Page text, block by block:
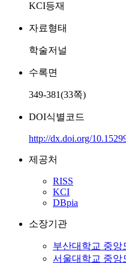
KCI등재
자료형태
학술저널
수록면
349-381(33쪽)
DOI식별코드
http://dx.doi.org/
제공처
RISS
KCI
DBpia
소장기관
부산대학교 중앙
서울대학교 중앙